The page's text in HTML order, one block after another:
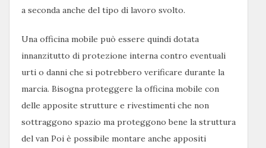
a seconda anche del tipo di lavoro svolto.
Una officina mobile può essere quindi dotata
innanzitutto di protezione interna contro eventuali
urti o danni che si potrebbero verificare durante la
marcia. Bisogna proteggere la officina mobile con
delle apposite strutture e rivestimenti che non
sottraggono spazio ma proteggono bene la struttura
del van Poi è possibile montare anche appositi